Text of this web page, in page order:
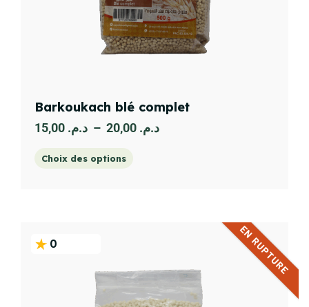
Barkoukach blé complet
د.م. – د.م.
Choix des options
EN RUPTURE
0